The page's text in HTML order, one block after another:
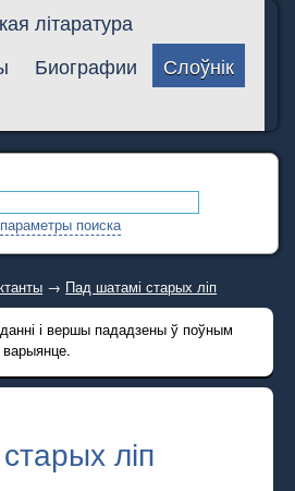
літаратура
Биографии
Слоўнік
параметры поиска
→ Пад шатамі старых ліп
і вершы пададзены ў поўным
варыянце.
ліп